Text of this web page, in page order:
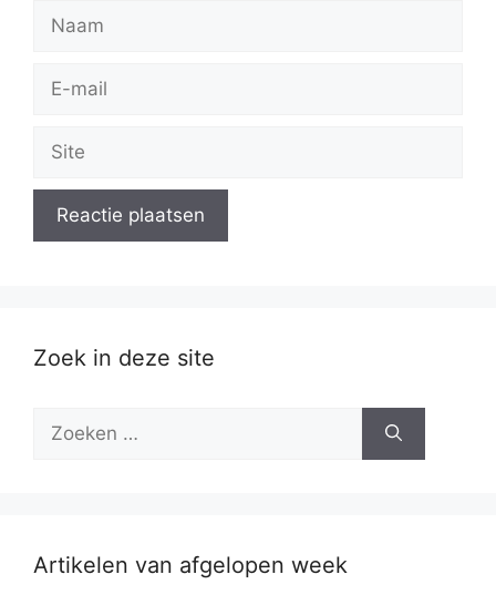
Naam
Site
Zoek in deze site
Zoek
Artikelen van afgelopen week